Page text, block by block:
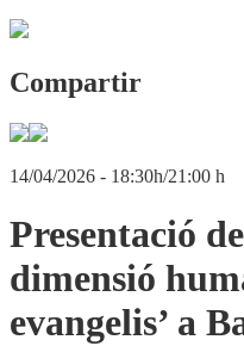
Compartir
14/04/2026 - 18:30h/21:00 h
Presentació
dimensió
evangelis’ a